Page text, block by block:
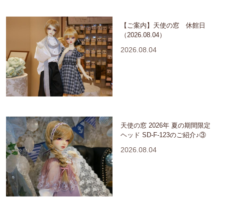
【ご案内】天使の窓 休館日
（2026.08.04）
2026.08.04
天使の窓 2026年 夏の期間限定
ヘッド SD-F-123のご紹介♪③
2026.08.04